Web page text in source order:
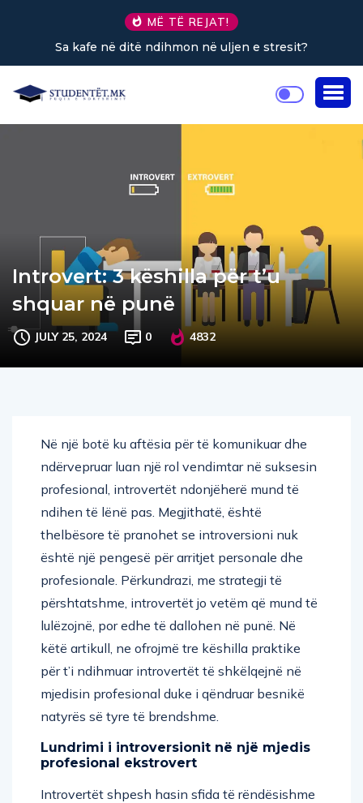
MË TË REJAT!
Sa kafe në ditë ndihmon në uljen e stresit?
Introvert: 3 këshilla për t’u
shquar në punë
JULY 25, 2024 0 4832
Në një botë ku aftësia për të komunikuar dhe
ndërvepruar luan një rol vendimtar në suksesin
profesional, introvertët ndonjëherë mund të
ndihen të lënë pas. Megjithatë, është
thelbësore të pranohet se introversioni nuk
është një pengesë për arritjet personale dhe
profesionale. Përkundrazi, me strategji të
përshtatshme, introvertët jo vetëm që mund të
lulëzojnë, por edhe të dallohen në punë. Në
këtë artikull, ne ofrojmë tre këshilla praktike
për t’i ndihmuar introvertët të shkëlqejnë në
mjedisin profesional duke i qëndruar besnikë
natyrës së tyre të brendshme.
Lundrimi i introversionit në një mjedis
profesional ekstrovert
Introvertët shpesh hasin sfida të rëndësishme